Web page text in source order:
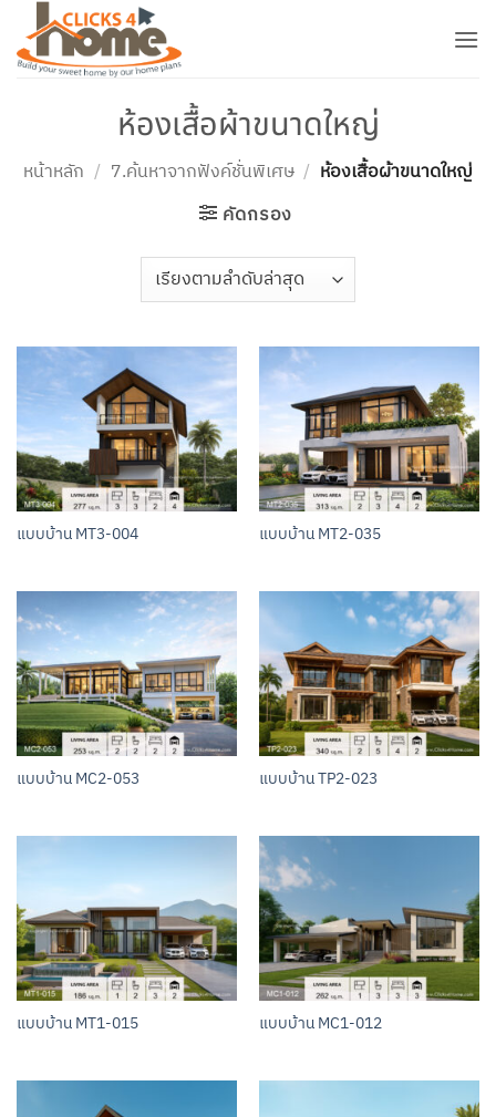
ยัง
ห้องเสื้อผ้าขนาดใหญ่
หน้าหลัก / 7.ค้นหาจากฟังค์ชั่นพิเศษ / ห้องเสื้อผ้าขนาดใหญ่
คัดกรอง
แบบบ้าน MT3-004 แบบบ้าน MT2-035
แบบบ้าน MC2-053 แบบบ้าน TP2-023
แบบบ้าน MT1-015 แบบบ้าน MC1-012